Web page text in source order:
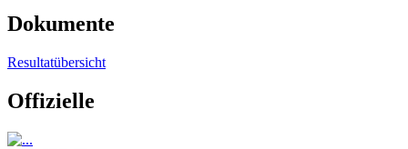
Dokumente
Resultatübersicht
Offizielle